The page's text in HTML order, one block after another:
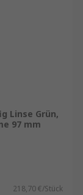
Linse Grün,
97 mm
218,70 €/Stück